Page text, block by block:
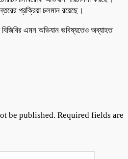
প্রক্রিয়া চলমান রয়েছে।
এমন অভিযান ভবিষ্যতেও অব্যাহত
be published. Required fields are